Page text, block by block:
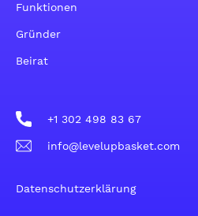
Funktionen
Gründer
Beirat
+1 302 498 83 67
info@levelupbasket.com
Datenschutzerklärung